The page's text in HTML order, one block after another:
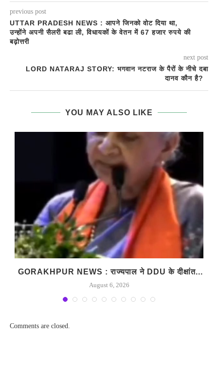
previous post
UTTAR PRADESH NEWS : आपने जिनको वोट दिया था,
उन्होंने अपनी सैलरी बढा ली, विधायकों के वेतन में 67 हजार रुपये की
बढ़ोत्तरी
next post
LORD NATARAJ STORY: भगवान नटराज के पैरों के नीचे दबा
दानव कौन है?
YOU MAY ALSO LIKE
GORAKHPUR NEWS : राज्यपाल ने DDU के दीक्षांत...
August 6, 2026
Comments are closed.